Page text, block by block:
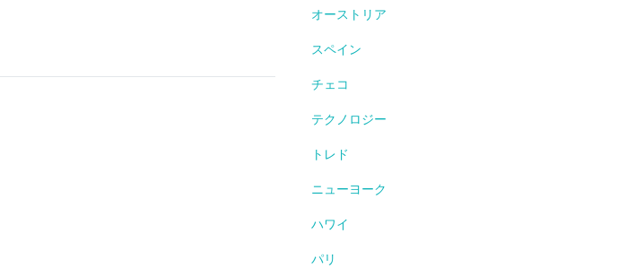
オーストリア
スペイン
チェコ
テクノロジー
トレド
ニューヨーク
ハワイ
パリ